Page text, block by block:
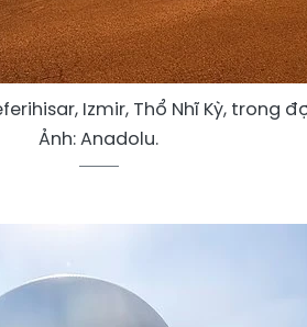
Izmir, Thổ Nhĩ Kỳ, trong
Ảnh: Anadolu.